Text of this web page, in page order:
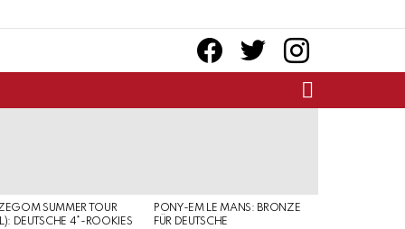
facebooktwitter instagram
SUMMER TOUR
DEUTSCHE 4*-ROOKIES
PONY-EM LE MANS: BRONZE
FÜR DEUTSCHE